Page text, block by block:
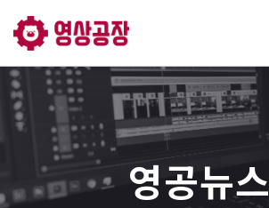
영공뉴스